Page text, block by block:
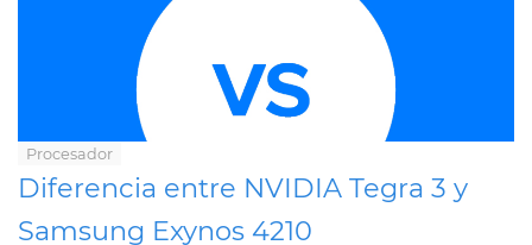
Procesador
Diferencia entre NVIDIA Tegra 3 y
Samsung Exynos 4210